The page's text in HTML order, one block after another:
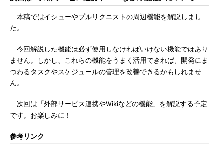
本稿ではイシューやプルリクエストの周辺機能を解説しまし
た。
今回解説した機能は必ず使用しなければいけない機能ではあり
ません。しかし、これらの機能をうまく活用できれば、開発にま
つわるタスクやスケジュールの管理を改善できるかもしれませ
ん。
次回は「外部サービス連携やWikiなどの機能」を解説する予定
です。お楽しみに！
参考リンク